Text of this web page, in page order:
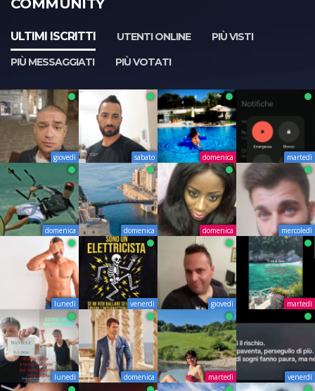
COMMUNITY
ULTIMI ISCRITTI UTENTI ONLINE
PIÙ VISTI
PIÙ MESSAGGIATI
PIÙ VOTATI
giovedì sabato domenica martedì
domenica domenica domenica mercoledì
lunedì venerdì giovedì martedì
lunedì domenica martedì venerdì